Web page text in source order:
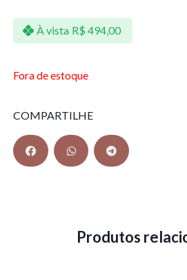
À vista R$ 494,00
Fora de estoque
COMPARTILHE
Produtos